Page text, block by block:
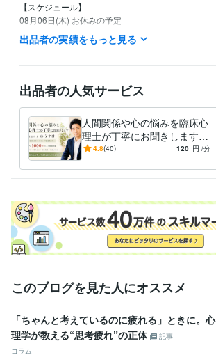
【スケジュール】
08月06日(木) お休みの予定
08月07日(金) 19:00～21:30
08月08日(土) 19:00～21:30
以降は未定です。
※ 以上、大まかな予定です。
※ 時間は変更する可能性があります。
経験職種
ライフスタイル・その他 / カウンセラー・コーチ
スクールカウンセラー 2009年3月 ~ 現在
私設相談室 2012年3月 ~ 現在
受賞歴
資格・検定
臨床心理士 取得年 : 2008年
得意分野
悩み相談・カウンセリング
出品者の実績をもっと見る
出品者の人気サービス
人間関係や心の悩みを臨床心
理士が丁寧にお聞きします
カウンセリング歴18年以上の
4.8(40) 120 円 /分
このブログを見た人にオススメ
「ちゃんと考えているのに疲れる」ときに。心
理学が教える“思考疲れ”の正体
記事
コラム